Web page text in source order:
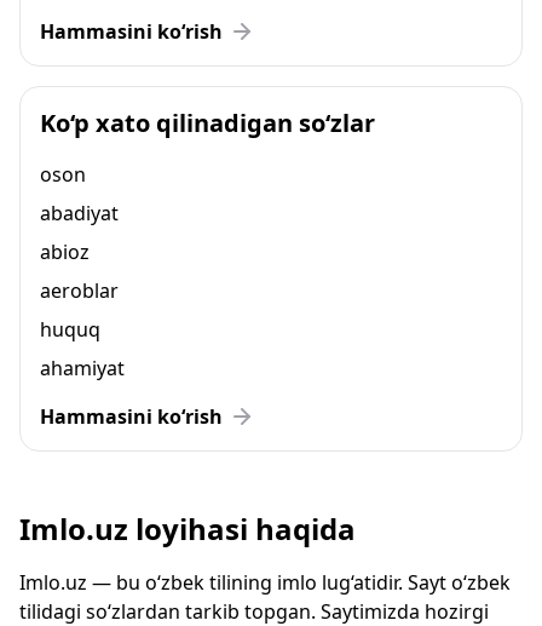
Hammasini ko‘rish
Ko‘p xato qilinadigan so‘zlar
oson
abadiyat
abioz
aeroblar
huquq
ahamiyat
Hammasini ko‘rish
Imlo.uz loyihasi haqida
Imlo.uz — bu o‘zbek tilining imlo lug‘atidir. Sayt o‘zbek
tilidagi so‘zlardan tarkib topgan. Saytimizda hozirgi